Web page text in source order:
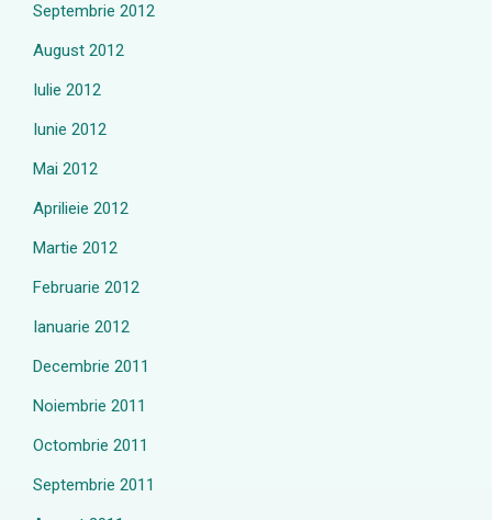
Septembrie 2012
August 2012
Iulie 2012
Iunie 2012
Mai 2012
Aprilieie 2012
Martie 2012
Februarie 2012
Ianuarie 2012
Decembrie 2011
Noiembrie 2011
Octombrie 2011
Septembrie 2011